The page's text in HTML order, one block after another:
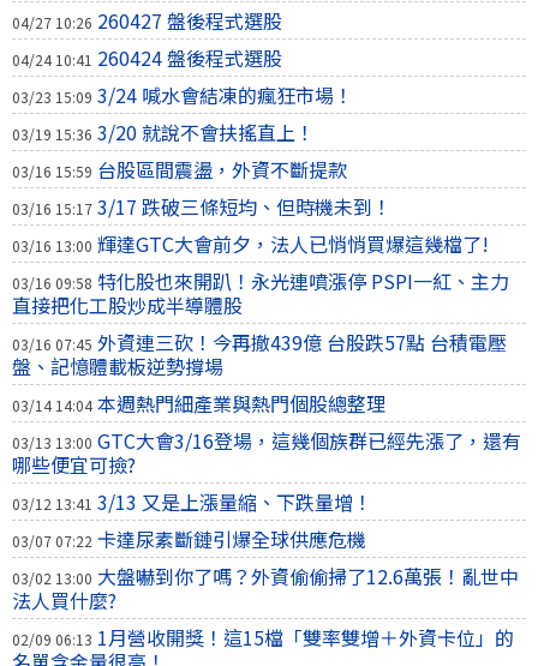
04/27 10:26 260427 盤後程式選股
04/24 10:41 260424 盤後程式選股
03/23 15:09 3/24 喊水會結凍的瘋狂市場！
03/19 15:36 3/20 就說不會扶搖直上！
03/16 15:59 台股區間震盪，外資不斷提款
03/16 15:17 3/17 跌破三條短均、但時機未到！
03/16 13:00 輝達GTC大會前夕，法人已悄悄買爆這幾檔了!
03/16 09:58 特化股也來開趴！永光連噴漲停 PSPI一紅、主力
直接把化工股炒成半導體股
03/16 07:45 外資連三砍！今再撤439億 台股跌57點 台積電壓
盤、記憶體載板逆勢撐場
03/14 14:04 本週熱門細產業與熱門個股總整理
03/13 13:00 GTC大會3/16登場，這幾個族群已經先漲了，還有
哪些便宜可撿?
03/12 13:41 3/13 又是上漲量縮、下跌量增！
03/07 07:22 卡達尿素斷鏈引爆全球供應危機
03/02 13:00 大盤嚇到你了嗎？外資偷偷掃了12.6萬張！亂世中
法人買什麼?
02/09 06:13 1月營收開獎！這15檔「雙率雙增＋外資卡位」的